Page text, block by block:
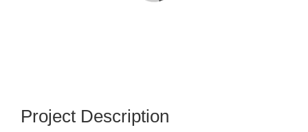
Project Description